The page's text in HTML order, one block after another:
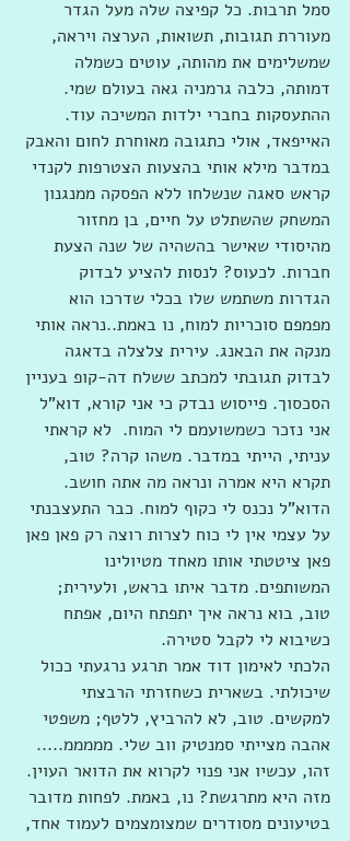
סמל תרבות. כל קפיצה שלה מעל הגדר
מעוררת תגובות, תשואות, הערצה ויראה,
שמשלימים את מהותה, עוטים כשמלה
דמותה, כלבה גרמניה גאה בעולם שמי.
ההתעסקות בחברי ילדות המשיכה עוד.
האייפאד, אולי כתגובה מאוחרת לחום והאבק
במדבר מילא אותי בהצעות הצטרפות לקנדי
קראש סאגה שנשלחו ללא הפסקה ממנגנון
המשחק שהשתלט על חיים, בן מחזור
מהיסודי שאישר בהשהיה של שנה הצעת
חברות. לכעוס? לנסות להציע לבדוק
הגדרות משתמש שלו בכלי שדרכו הוא
מפמפם סוכריות למוח, נו באמת..נראה אותי
מנקה את הבאנג. עירית צלצלה בדאגה
לבדוק תגובתי למכתב ששלח דה-קופ בעניין
הסכסוך. פייסוש נבדק כי אני קורא, דוא"ל
אני נזכר כשמשועמם לי המוח.  לא קראתי
עניתי, הייתי במדבר. משהו קרה? טוב,
תקרא היא אמרה ונראה מה אתה חושב.
הדוא"ל נכנס לי כקוף למוח. כבר התעצבנתי
על עצמי אין לי כוח לצרות רוצה רק פאן פאן
פאן ציטטתי אותו מאחד מטיולינו
המשותפים. מדבר איתו בראש, ולעירית;
טוב, בוא נראה איך יתפתח היום, אפתח
כשיבוא לי לקבל סטירה.
הלכתי לאימון דוד אמר תרגע נרגעתי ככול
שיכולתי. בשארית כשחזרתי הרבצתי
למקשים. טוב, לא להרביץ, ללטף; משפטי
אהבה מצייתי סמנטיק ווב שלי. מממממ.....
זהו, עכשיו אני פנוי לקרוא את הדואר העוין.
מזה היא מתרגשת? נו, באמת. לפחות מדובר
בטיעונים מסודרים שמצומצמים לעמוד אחד,